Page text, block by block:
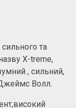
та
X-treme,
, сильний,
Волл.